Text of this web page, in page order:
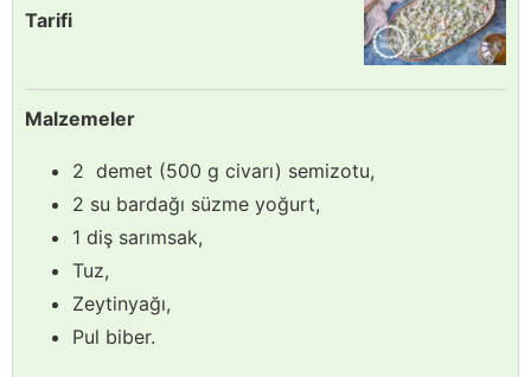
Tarifi
Malzemeler
2 demet (500 g civarı) semizotu,
2 su bardağı süzme yoğurt,
1 diş sarımsak,
Tuz,
Zeytinyağı,
Pul biber.